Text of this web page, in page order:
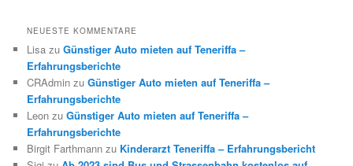
NEUESTE KOMMENTARE
Lisa zuGünstiger Auto mieten auf Teneriffa –
Erfahrungsberichte
CRAdmin zuGünstiger Auto mieten auf Teneriffa –
Erfahrungsberichte
Leon zuGünstiger Auto mieten auf Teneriffa –
Erfahrungsberichte
Birgit Farthmann zu Kinderarzt Teneriffa – Erfahrungsbericht